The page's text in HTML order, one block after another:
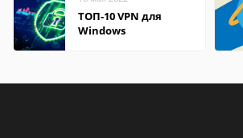
ТОП-10 VPN для
Windows